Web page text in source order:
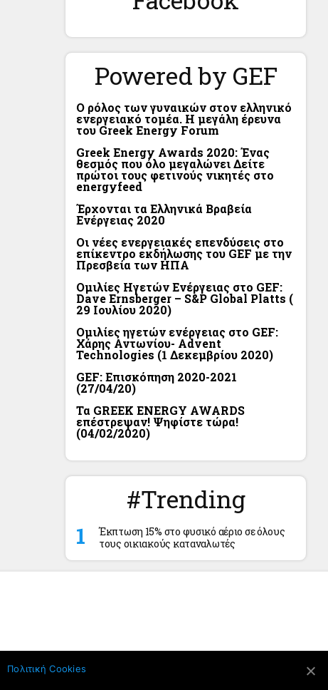
Powered by GEF
Ο ρόλος των γυναικών στον ελληνικό
ενεργειακό τομέα. Η μεγάλη έρευνα
του Greek Energy Forum
Greek Energy Awards 2020: Ένας
θεσμός που όλο μεγαλώνει Δείτε
πρώτοι τους φετινούς νικητές στο
energyfeed
Έρχονται τα Ελληνικά Βραβεία
Ενέργειας 2020
Οι νέες ενεργειακές επενδύσεις στο
επίκεντρο εκδήλωσης του GEF με την
Πρεσβεία των ΗΠΑ
Ομιλίες Ηγετών Ενέργειας στο GEF:
Dave Ernsberger – S&P Global Platts (
29 Ιουλίου 2020)
Ομιλίες ηγετών ενέργειας στο GEF:
Χάρης Αντωνίου- Advent
Technologies (1 Δεκεμβρίου 2020)
GEF: Επισκόπηση 2020-2021
(27/04/20)
Τα GREEK ENERGY AWARDS
επέστρεψαν! Ψηφίστε τώρα!
(04/02/2020)
#Trending
Έκπτωση 15% στο φυσικό αέριο σε όλους
τους οικιακούς καταναλωτές
Πολιτική Cookies